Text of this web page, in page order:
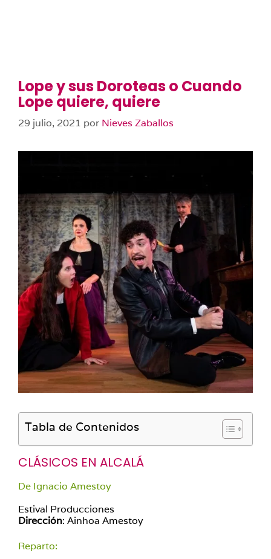
Lope y sus Doroteas o Cuando
Lope quiere, quiere
29 julio, 2021 por Nieves Zaballos
Tabla de Contenidos
CLÁSICOS EN ALCALÁ
De Ignacio Amestoy
Estival Producciones
Dirección: Ainhoa Amestoy
Reparto: